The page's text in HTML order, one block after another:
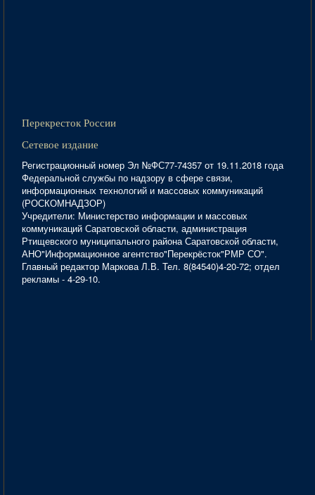
Перекресток России
Сетевое издание
Регистрационный номер Эл №ФС77-74357 от 19.11.2018 года
Федеральной службы по надзору в сфере связи,
информационных технологий и массовых коммуникаций
(РОСКОМНАДЗОР)
Учредители: Министерство информации и массовых
коммуникаций Саратовской области, администрация
Ртищевского муниципального района Саратовской области,
АНО"Информационное агентство"Перекрёсток"РМР СО".
Главный редактор Маркова Л.В. Тел. 8(84540)4-20-72; отдел
рекламы - 4-29-10.